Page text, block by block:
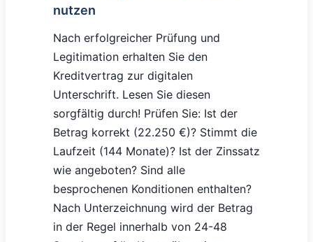
nutzen
Nach erfolgreicher Prüfung und
Legitimation erhalten Sie den
Kreditvertrag zur digitalen
Unterschrift. Lesen Sie diesen
sorgfältig durch! Prüfen Sie: Ist der
Betrag korrekt (22.250 €)? Stimmt die
Laufzeit (144 Monate)? Ist der Zinssatz
wie angeboten? Sind alle
besprochenen Konditionen enthalten?
Nach Unterzeichnung wird der Betrag
in der Regel innerhalb von 24-48